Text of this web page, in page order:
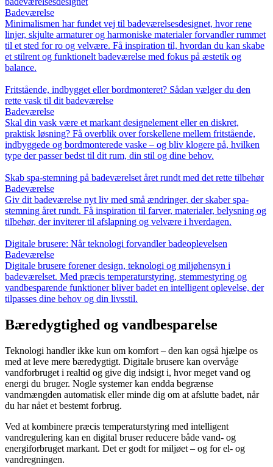
Badeværelse
Minimalismen har fundet vej til badeværelsesdesignet, hvor rene
linjer, skjulte armaturer og harmoniske materialer forvandler rummet
til et sted for ro og velvære. Få inspiration til, hvordan du kan skabe
et stilrent og funktionelt badeværelse med fokus på æstetik og
balance.
Fritstående, indbygget eller bordmonteret? Sådan vælger du den
rette vask til dit badeværelse
Badeværelse
Skal din vask være et markant designelement eller en diskret,
praktisk løsning? Få overblik over forskellene mellem fritstående,
indbyggede og bordmonterede vaske – og bliv klogere på, hvilken
type der passer bedst til dit rum, din stil og dine behov.
Skab spa-stemning på badeværelset året rundt med det rette tilbehør
Badeværelse
Giv dit badeværelse nyt liv med små ændringer, der skaber spa-
stemning året rundt. Få inspiration til farver, materialer, belysning og
tilbehør, der inviterer til afslapning og velvære i hverdagen.
Digitale brusere: Når teknologi forvandler badeoplevelsen
Badeværelse
Digitale brusere forener design, teknologi og miljøhensyn i
badeværelset. Med præcis temperaturstyring, stemmestyring og
vandbesparende funktioner bliver badet en intelligent oplevelse, der
tilpasses dine behov og din livsstil.
Bæredygtighed og vandbesparelse
Teknologi handler ikke kun om komfort – den kan også hjælpe os
med at leve mere bæredygtigt. Digitale brusere kan overvåge
vandforbruget i realtid og give dig indsigt i, hvor meget vand og
energi du bruger. Nogle systemer kan endda begrænse
vandmængden automatisk eller minde dig om at afslutte badet, når
du har nået et bestemt forbrug.
Ved at kombinere præcis temperaturstyring med intelligent
vandregulering kan en digital bruser reducere både vand- og
energiforbruget markant. Det er godt for miljøet – og for el- og
vandregningen.